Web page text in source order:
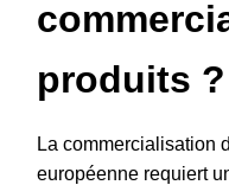
produits ?
La commercialisation
européenne requiert